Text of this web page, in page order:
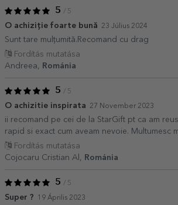
5 / 5
O achiziție foarte bună 23 Július 2024
Sunt tare mulțumită.Recomand cu drag
Fordítás mutatása
Andreea,
Románia
5 / 5
O achizitie inspirata 27 November 2023
ii recomand pe cei de la StarGift pt ca am
rapid si exact cum aveam nevoie. Multumesc
Fordítás mutatása
Cojocaru Cristian Al,
Románia
5 / 5
Super ? 19 Április 2023